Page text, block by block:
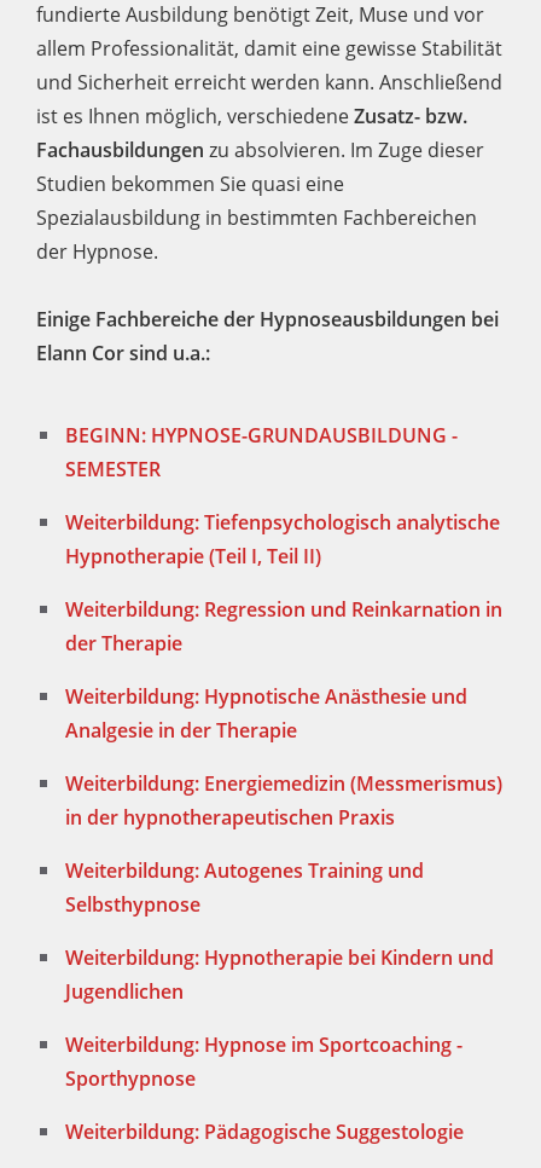
fundierte Ausbildung benötigt Zeit, Muse und vor
allem Professionalität, damit eine gewisse Stabilität
und Sicherheit erreicht werden kann. Anschließend
ist es Ihnen möglich, verschiedeneZusatz- bzw.
Fachausbildungen zu absolvieren. Im Zuge dieser
Studien bekommen Sie quasi eine
Spezialausbildung in bestimmten Fachbereichen
der Hypnose.
Einige Fachbereiche der Hypnoseausbildungen bei
Elann Cor sind u.a.:
BEGINN: HYPNOSE-GRUNDAUSBILDUNG -
SEMESTER
Weiterbildung: Tiefenpsychologisch analytische
Hypnotherapie (Teil I, Teil II)
Weiterbildung: Regression und Reinkarnation in
der Therapie
Weiterbildung: Hypnotische Anästhesie und
Analgesie in der Therapie
Weiterbildung: Energiemedizin (Messmerismus)
in der hypnotherapeutischen Praxis
Weiterbildung: Autogenes Training und
Selbsthypnose
Weiterbildung: Hypnotherapie bei Kindern und
Jugendlichen
Weiterbildung: Hypnose im Sportcoaching -
Sporthypnose
Weiterbildung: Pädagogische Suggestologie